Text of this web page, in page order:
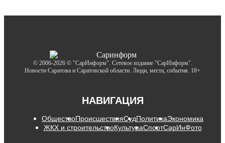
© 2006-2026 © "СарИнформ". Сетевое издание "СарИнформ".
Новости Саратова и Саратовской области. Люди, места, события. 18+
НАВИГАЦИЯ
ОбществоПроисшествияСудПолитикаЭкономика
ЖКХ и строительствоКультураСпортСарИнФото